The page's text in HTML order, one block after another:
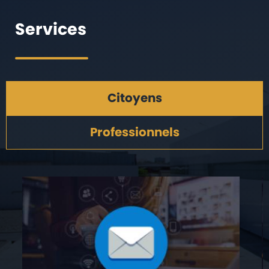
Services
Citoyens
Professionnels